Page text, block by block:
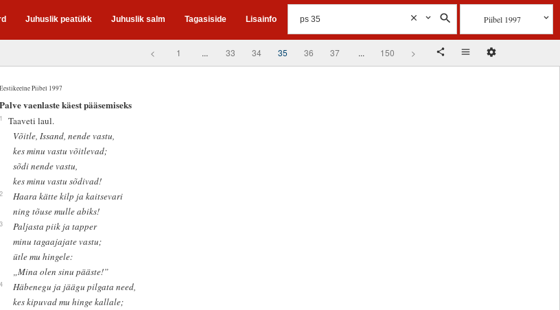
Juhuslik peatükk Juhuslik salm Tagasiside Lisainfo Piibel 1997
< 1 ... 33 34 35 36 37 ... 150 >
Eestikeelne Piibel 1997
Palve vaenlaste käest pääsemiseks
1
Taaveti laul.
Võitle, Issand, nende vastu,
kes minu vastu võitlevad;
sõdi nende vastu,
kes minu vastu sõdivad!
2
Haara kätte kilp ja kaitsevari
ning tõuse mulle abiks!
3
Paljasta piik ja tapper
minu tagaajajate vastu;
ütle mu hingele:
„Mina olen sinu pääste!”
4
Häbenegu ja jäägu pilgata need,
kes kipuvad mu hinge kallale;